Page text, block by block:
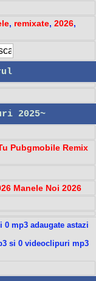
, remixate, 2026,
2025~
Pubgmobile Remix
Manele Noi 2026
mp3 adaugate astazi
si 0 videoclipuri mp3